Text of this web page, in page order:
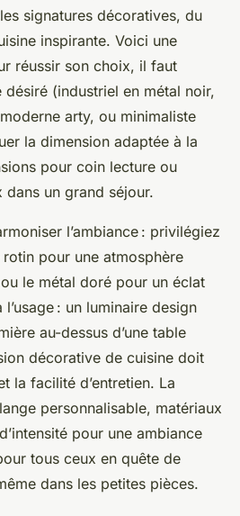
signatures décoratives, du
inspirante. Voici une
réussir son choix, il faut
désiré (industriel en métal noir,
arty, ou minimaliste
la dimension adaptée à la
pour coin lecture ou
dans un grand séjour.
l’ambiance : privilégiez
pour une atmosphère
le métal doré pour un éclat
: un luminaire design
au-dessus d’une table
décorative de cuisine doit
la facilité d’entretien. La
personnalisable, matériaux
pour une ambiance
tous ceux en quête de
dans les petites pièces.